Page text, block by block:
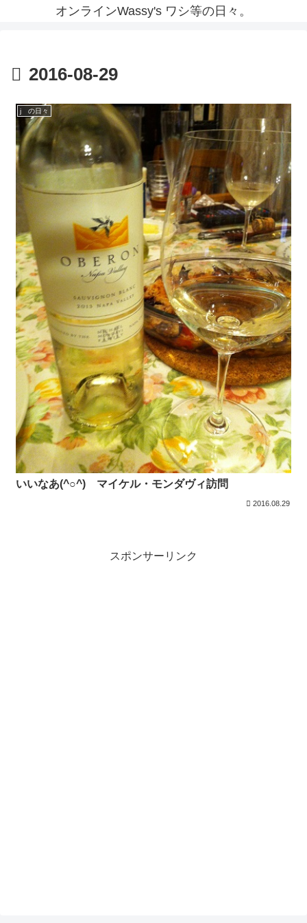
オンラインWassy's ワシ等の日々。
2016-08-29
j の日々
いいなあ(^○^) マイケル・モンダヴィ訪問
2016.08.29
スポンサーリンク